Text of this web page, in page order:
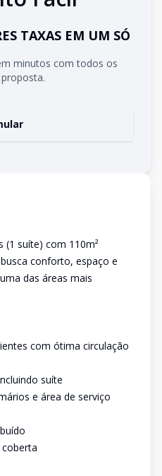
TAXAS EM UM SÓ
minutos com todos os
(1 suíte) com 110m²
conforto, espaço e
das áreas mais
com ótima circulação
suíte
e área de serviço